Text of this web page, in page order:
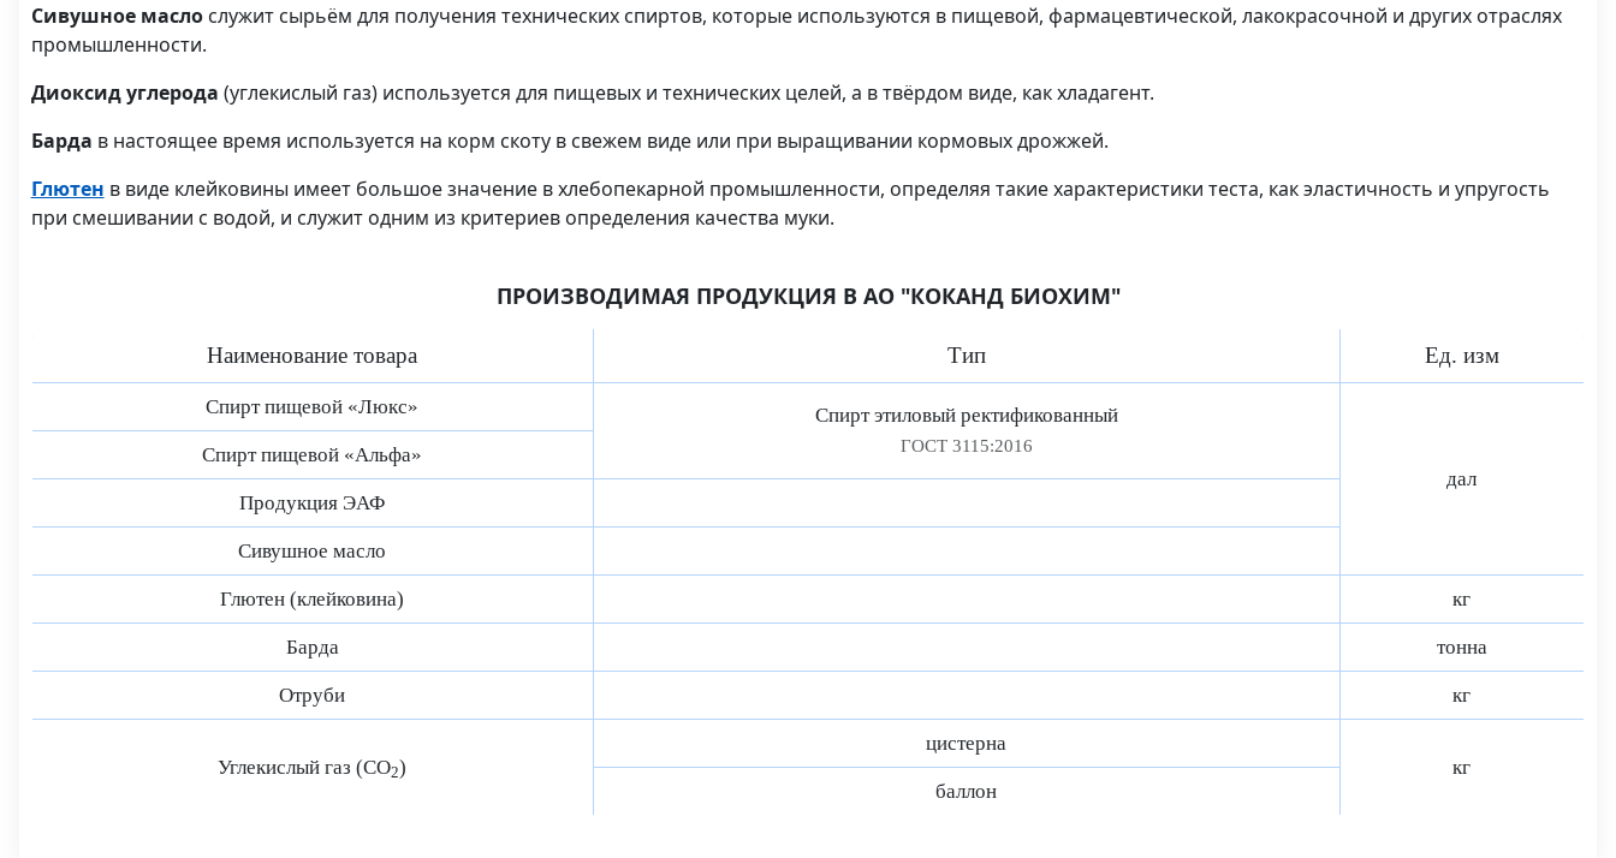
Сивушное маслослужит сырьём для получения технических спиртов, которые используются в пищевой, фармацевтической, лакокрасочной и других отраслях
промышленности.
Диоксид углерода (углекислый газ) используется для пищевых и технических целей, а в твёрдом виде, как хладагент.
Барда в настоящее время используется на корм скоту в свежем виде или при выращивании кормовых дрожжей.
Глютен в виде клейковины имеет большое значение в хлебопекарной промышленности, определяя такие характеристики теста, как эластичность и упругость
при смешивании с водой, и служит одним из критериев определения качества муки.
ПРОИЗВОДИМАЯ ПРОДУКЦИЯ В АО "КОКАНД БИОХИМ"
Наименование товара Тип Ед. изм
Спирт пищевой «Люкс» Спирт этиловый ректификованный
ГОСТ 3115:2016
дал
Спирт пищевой «Альфа»
Продукция ЭАФ
Сивушное масло
Глютен (клейковина) кг
Барда тонна
Отруби кг
Углекислый газ (CO2)
цистерна
кг
баллон